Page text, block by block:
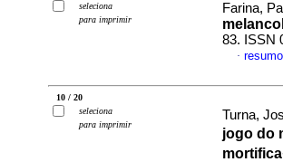
seleciona
para imprimir
Farina,
83. ISSN
·
10 / 20
seleciona
para imprimir
Turna,
jogo do